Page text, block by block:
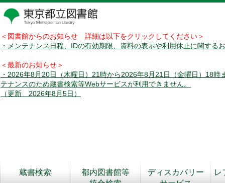
＜図書館からのお知らせ 詳細は以下をクリックしてください＞
・メンテナンス日程、IDの有効期限、資料の表示や利用休止に関する
＜最新のお知らせ＞
・2026年8月20日（木曜日）21時から2026年8月21日（金曜日）18時
テナンスのため蔵書検索等Webサービスが利用できません。
（更新 2026年8月5日）
蔵書検索
都内図書館等
ディスカバリー
レ